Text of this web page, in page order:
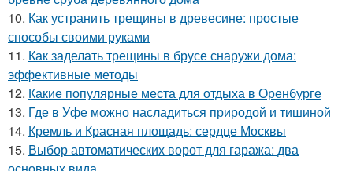
10. Как устранить трещины в древесине: простые
способы своими руками
11. Как заделать трещины в брусе снаружи дома:
эффективные методы
12. Какие популярные места для отдыха в Оренбурге
13. Где в Уфе можно насладиться природой и тишиной
14. Кремль и Красная площадь: сердце Москвы
15. Выбор автоматических ворот для гаража: два